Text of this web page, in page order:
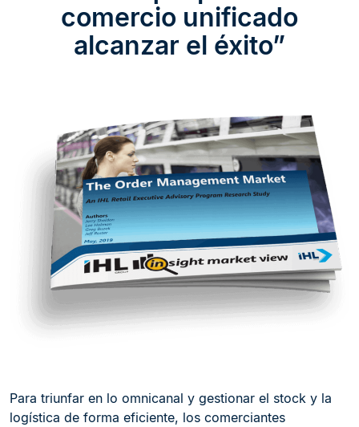
comercio unificado
alcanzar el éxito”
Para triunfar en lo omnicanal y gestionar el stock y la
logística de forma eficiente, los comerciantes